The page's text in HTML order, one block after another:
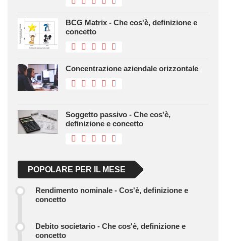
BCG Matrix - Che cos'è, definizione e
concetto
Concentrazione aziendale orizzontale
Soggetto passivo - Che cos'è,
definizione e concetto
POPOLARE PER IL MESE
Rendimento nominale - Cos'è, definizione e
concetto
Debito societario - Che cos'è, definizione e
concetto